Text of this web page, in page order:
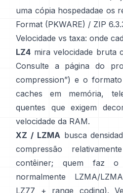
uma cópia hospedadae os
Format (PKWARE) / ZIP
Velocidade vs taxa: onde
LZ4 mira velocidade bruta
Consulte a
página do
compression”) e o
caches em memória,
quentes que exigem
velocidade da RAM.
XZ / LZMAbusca
compressão
contêiner; quem faz
normalmente LZMA/
LZ77 + range coding).